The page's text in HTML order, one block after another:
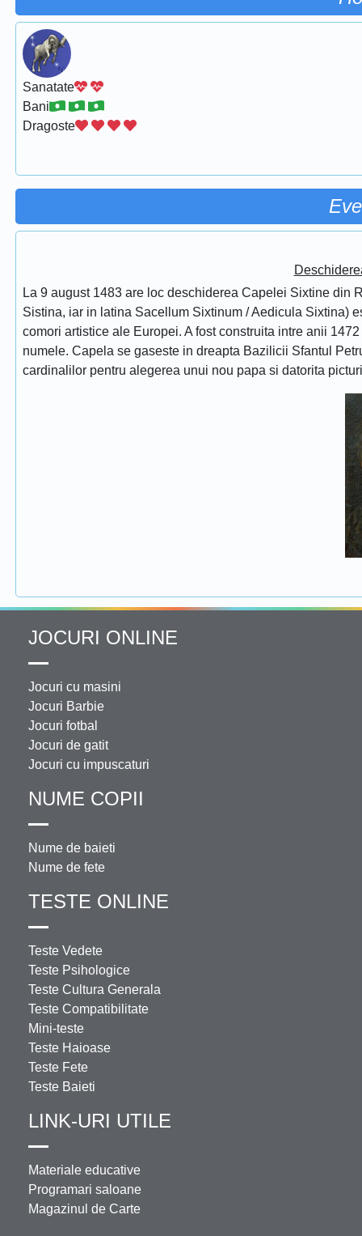
Sanatate
Bani
Dragoste
La 9 august 1483 are loc deschiderea Capelei Sixtine
Sistina, iar in latina Sacellum Sixtinum / Aedicula Sixtina)
comori artistice ale Europei. A fost construita intre anii
numele. Capela se gaseste in dreapta Bazilicii Sfantul
cardinalilor pentru alegerea unui nou papa si datorita
JOCURI ONLINE
Jocuri cu masini
Jocuri Barbie
Jocuri fotbal
Jocuri de gatit
Jocuri cu impuscaturi
NUME COPII
Nume de baieti
Nume de fete
TESTE ONLINE
Teste Vedete
Teste Psihologice
Teste Cultura Generala
Teste Compatibilitate
Mini-teste
Teste Haioase
Teste Fete
Teste Baieti
LINK-URI UTILE
Materiale educative
Programari saloane
Magazinul de Carte